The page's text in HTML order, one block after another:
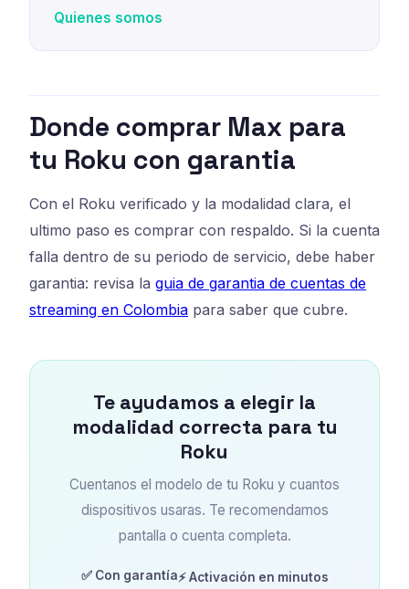
Quienes somos
Donde comprar Max para
tu Roku con garantia
Con el Roku verificado y la modalidad clara, el
ultimo paso es comprar con respaldo. Si la cuenta
falla dentro de su periodo de servicio, debe haber
garantia: revisa la guia de garantia de cuentas de
streaming en Colombia para saber que cubre.
Te ayudamos a elegir la
modalidad correcta para tu
Roku
Cuentanos el modelo de tu Roku y cuantos
dispositivos usaras. Te recomendamos
pantalla o cuenta completa.
✅ Con garantía⚡ Activación en minutos